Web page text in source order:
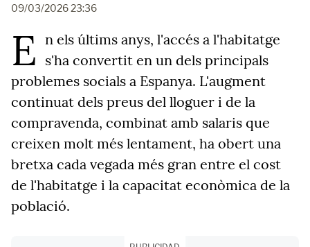
09/03/2026 23:36
E n els últims anys, l'accés a l'habitatge
s'ha convertit en un dels principals
problemes socials a Espanya. L'augment
continuat dels preus del lloguer i de la
compravenda, combinat amb salaris que
creixen molt més lentament, ha obert una
bretxa cada vegada més gran entre el cost
de l'habitatge i la capacitat econòmica de la
població.